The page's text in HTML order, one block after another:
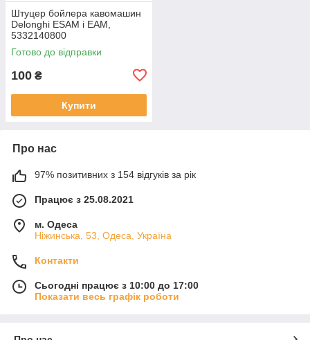
Штуцер бойлера кавомашин
Delonghi ESAM і EAM,
5332140800
Готово до відправки
100 ₴
Купити
Про нас
97% позитивних з 154 відгуків за рік
Працює з 25.08.2021
м. Одеса
Ніжинська, 53, Одеса, Україна
Контакти
Сьогодні працює з 10:00 до 17:00
Показати весь графік роботи